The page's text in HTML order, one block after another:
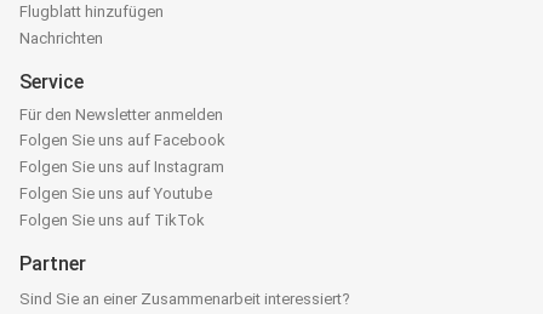
Flugblatt hinzufügen
Nachrichten
Service
Für den Newsletter anmelden
Folgen Sie uns auf Facebook
Folgen Sie uns auf Instagram
Folgen Sie uns auf Youtube
Folgen Sie uns auf TikTok
Partner
Sind Sie an einer Zusammenarbeit interessiert?